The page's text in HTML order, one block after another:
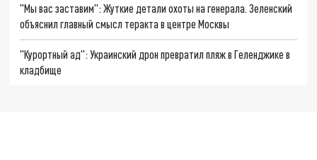
"Мы вас заставим": Жуткие детали охоты на генерала. Зеленский
объяснил главный смысл теракта в центре Москвы
"Курортный ад": Украинский дрон превратил пляж в Геленджике в
кладбище